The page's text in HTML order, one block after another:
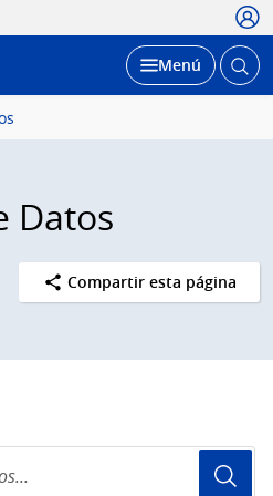
Desplegar
Menú Abrir
Datos
Compartir esta página